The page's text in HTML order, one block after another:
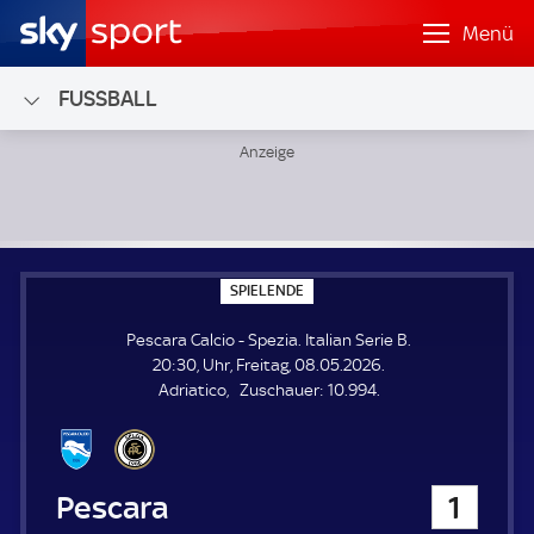
Menü
FUSSBALL
SPIELENDE
P
E
L
E
N
Pescara Calcio - Spezia. Italian Serie B.
20:30, Uhr, Freitag, 08.05.2026.
Adriatico
Zuschauer: Z
10.994.
Pescara Calcio 1